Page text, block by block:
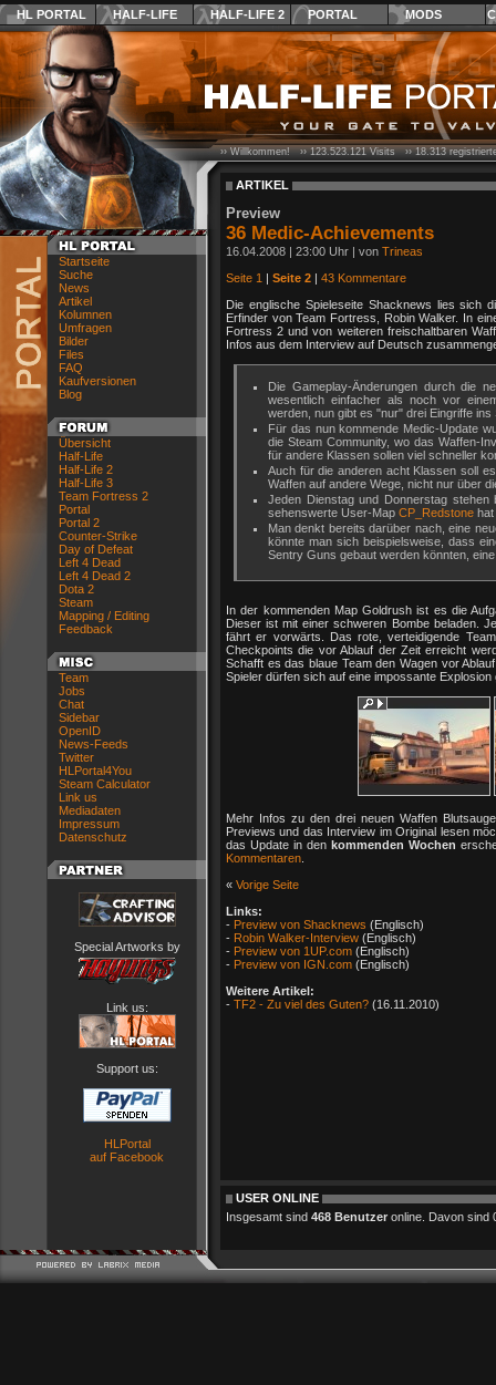
HL PORTAL HALF-LIFE HALF-LIFE 2 PORTAL MODS
Startseite
Suche
News
Artikel
Kolumnen
Umfragen
Bilder
Files
FAQ
Kaufversionen
Blog
Übersicht
Half-Life
Half-Life 2
Half-Life 3
Team Fortress 2
Portal
Portal 2
Counter-Strike
Day of Defeat
Left 4 Dead
Left 4 Dead 2
Dota 2
Steam
Mapping / Editing
Feedback
Team
Jobs
Chat
Sidebar
OpenID
News-Feeds
Twitter
HLPortal4You
Steam Calculator
Link us
Mediadaten
Impressum
Datenschutz
Special Artworks by
Link us:
Support us:
HLPortal
auf Facebook
›› Willkommen! ››123.523.121Visits ››18.313
ARTIKEL
Preview
36 Medic-Achievements
16.04.2008 | 23:00 Uhr | von Trineas
Seite 1 | Seite 2 | 43 Kommentare
Die englische Spieleseite Shacknews lies sich
Erfinder von Team Fortress, Robin Walker. In
Fortress 2 und von weiteren freischaltbaren
Infos aus dem Interview auf Deutsch
Die Gameplay-Änderungen durch die
wesentlich einfacher als noch vor
werden, nun gibt es "nur" drei Eingriffe ins
Für das nun kommende Medic-Update
die Steam Community, wo das Waffen-
für andere Klassen sollen viel schneller
Auch für die anderen acht Klassen soll
Waffen auf andere Wege, nicht nur über
Jeden Dienstag und Donnerstag
sehenswerte User-Map CP_Redstone hat
Man denkt bereits darüber nach, eine
könnte man sich beispielsweise, dass
Sentry Guns gebaut werden könnten,
In der kommenden Map Goldrush ist es die
Dieser ist mit einer schweren Bombe beladen.
fährt er vorwärts. Das rote, verteidigende
Checkpoints die vor Ablauf der Zeit erreicht
Schafft es das blaue Team den Wagen vor
Spieler dürfen sich auf eine impossante
Mehr Infos zu den drei neuen Waffen
Previews und das Interview im Original lesen
das Update in denkommenden Wochen
Kommentaren
« Vorige Seite
Links:
- Preview von Shacknews (Englisch)
- Robin Walker-Interview (Englisch)
- Preview von 1UP.com (Englisch)
- Preview von IGN.com (Englisch)
Weitere Artikel:
- TF2 - Zu viel des Guten? (16.11.2010)
USER ONLINE
Insgesamt sind 468 Benutzer online. Davon sind